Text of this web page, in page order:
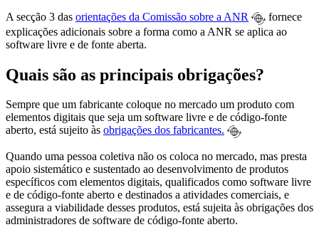
A secção 3 das orientações da Comissão sobre a ANR
fornece
explicações adicionais sobre a forma como a ANR se aplica ao
software livre e de fonte aberta.
Quais são as principais obrigações?
Sempre que um fabricante coloque no mercado um produto com
elementos digitais que seja um software livre e de código-fonte
aberto, está sujeito às obrigações dos fabricantes.
Quando uma pessoa coletiva não os coloca no mercado, mas presta
apoio sistemático e sustentado ao desenvolvimento de produtos
específicos com elementos digitais, qualificados como software livre
e de código-fonte aberto e destinados a atividades comerciais, e
assegura a viabilidade desses produtos, está sujeita às obrigações dos
administradores de software de código-fonte aberto.